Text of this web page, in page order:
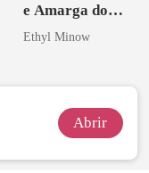
e Amarga do
Bilionário
Ethyl Minow
Abrir